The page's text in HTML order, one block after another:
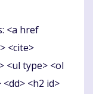
<a href
<cite>
<ul type> <ol
<h2 id>